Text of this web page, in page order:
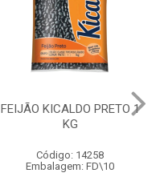
FEIJÃO KICALDO PRETO 1
KG
Código: 14258
Embalagem: FD\10